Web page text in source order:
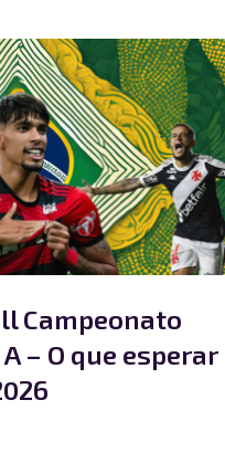
Campeonato
– O que esperar